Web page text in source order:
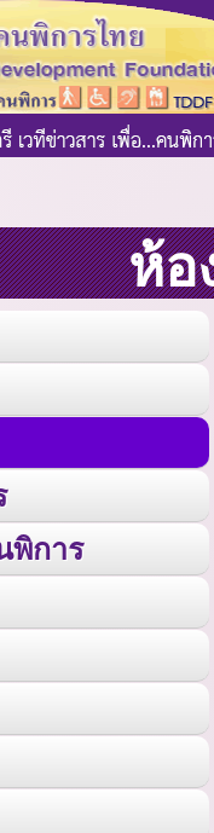
ห้อ
การ